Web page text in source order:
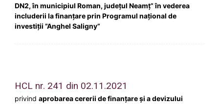
DN2, în municipiul Roman, județul Neamț” în vederea
includerii la finanțare prin Programul național de
investiții ”Anghel Saligny”
HCL nr. 241 din 02.11.2021
privind aprobarea cererii de finanțare și a devizului